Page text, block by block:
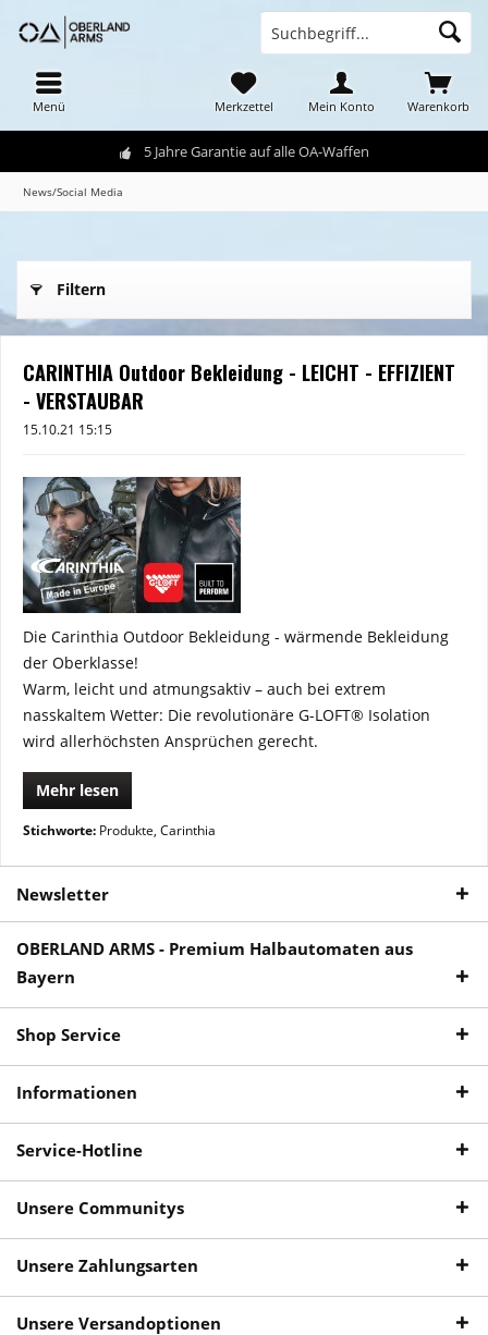
5 Jahre Garantie auf alle OA-Waffen
Menü Warenkorb
Merkzettel Mein Konto
News/Social Media
Filtern
CARINTHIA Outdoor Bekleidung - LEICHT - EFFIZIENT
- VERSTAUBAR
15.10.21 15:15
Die Carinthia Outdoor Bekleidung - wärmende Bekleidung
der Oberklasse!
Warm, leicht und atmungsaktiv – auch bei extrem
nasskaltem Wetter: Die revolutionäre G-LOFT® Isolation
wird allerhöchsten Ansprüchen gerecht.
Mehr lesen
Stichworte: Produkte, Carinthia
Newsletter
OBERLAND ARMS - Premium Halbautomaten aus
Bayern
Shop Service
Informationen
Service-Hotline
Unsere Communitys
Unsere Zahlungsarten
Unsere Versandoptionen